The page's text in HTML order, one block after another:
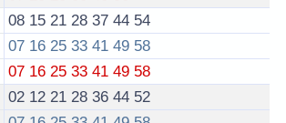
08 15 21 28 37 44 54
07 16 25 33 41 49 58
07 16 25 33 41 49 58
02 12 21 28 36 44 52